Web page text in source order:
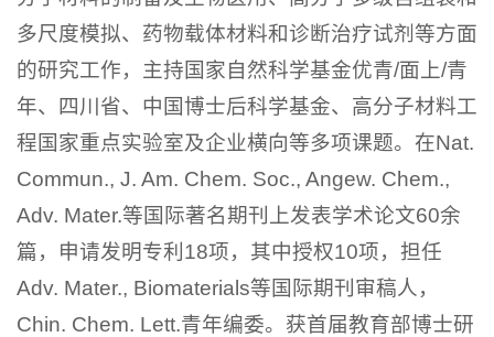
多尺度模拟、药物载体材料和诊断治疗试剂等方面
的研究工作，主持国家自然科学基金优青/面上/青
年、四川省、中国博士后科学基金、高分子材料工
程国家重点实验室及企业横向等多项课题。在Nat.
Commun., J. Am. Chem. Soc., Angew. Chem.,
Adv. Mater.等国际著名期刊上发表学术论文60余
篇，申请发明专利18项，其中授权10项，担任
Adv. Mater., Biomaterials等国际期刊审稿人，
Chin. Chem. Lett.青年编委。获首届教育部博士研